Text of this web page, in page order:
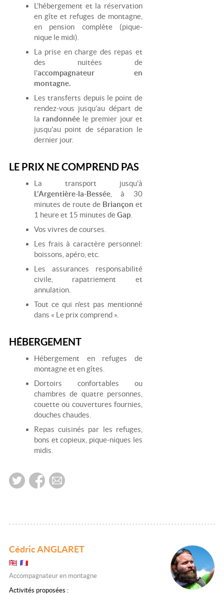
L’hébergement et la réservation
en gîte et refuges de montagne,
en pension complète (pique-
nique le midi).
La prise en charge des repas et
des nuitées de
l'accompagnateur en
montagne.
Les transferts depuis le point de
rendez-vous jusqu’au départ de
la randonnée le premier jour et
jusqu'au point de séparation le
dernier jour.
LE PRIX NE COMPREND PAS
La transport jusqu'à
L'Argentière-la-Bessée, à 30
minutes de route de Briançon et
1 heure et 15 minutes deGap.
Vos vivres de courses.
Les frais à caractère personnel:
boissons, apéro, etc.
Les assurances responsabilité
civile, rapatriement et
annulation.
Tout ce qui n'est pas mentionné
dans « Le prix comprend ».
HÉBERGEMENT
Hébergement en refuges de
montagne et en gîtes.
Dortoirs confortables ou
chambres de quatre personnes,
couette ou couvertures fournies,
douches chaudes.
Repas cuisinés par les refuges,
bons et copieux, pique-niques les
midis.
Cédric ANGLARET
Accompagnateur en montagne
Activités proposées :